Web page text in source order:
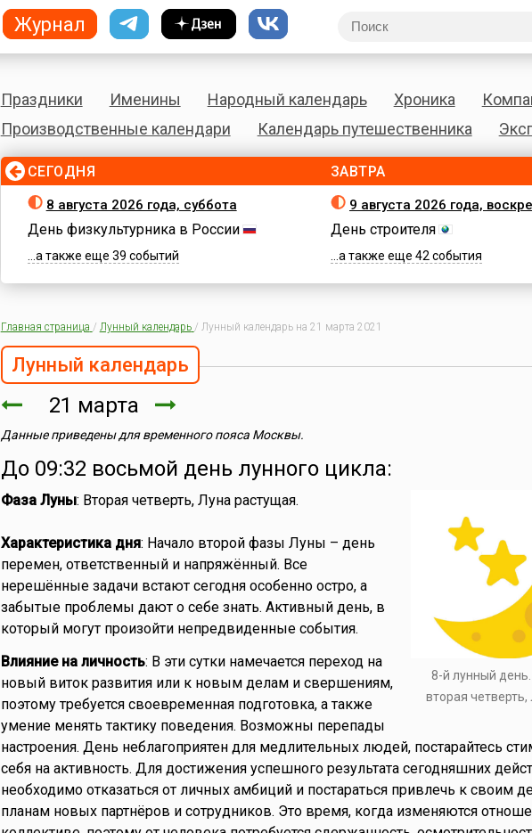
Праздники Именины Народный календарь Хроника
Производственные календари
Календарь путешественника
СЕГОДНЯ
8 августа 2026 года, суббота
День физкультурника в России
...а также еще 39 событий
ЗАВТРА
9 августа 2026 года,
День строителя
...а также еще 42 события
Главная страница / Лунный календарь / Лунный календарь на 21 марта 2021
Лунный календарь
21 марта
Данные приведены для временного пояса Москвы.
До 09:32 восьмой день лунного цикла:
8-й лунный
вторая четверть,
Фаза Луны: Вторая четверть, Луна растущая.
Характеристика дня: Начало второй фазы Луны – день
перемен, ответственный и напряжённый. Все
нерешённые задачи встают сегодня особенно остро, а
забытые проблемы дают о себе знать. Активный день, в
который могут произойти непредвиденные события.
Влияние на личность: В эти сутки намечается переход на
новый виток развития или к новым делам и свершениям,
поэтому требуется своевременная подготовка, а также
умение менять тактику поведения. Возможны перепады
настроения. День неблагоприятен для медлительных людей, постарайтесь
себя на активность. Для достижения успешного результата сегодняшних
необходимо отказаться от личных амбиций и постараться привлечь к своим
планам новых партнёров и сотрудников. Это время, когда изменяются
Журнал